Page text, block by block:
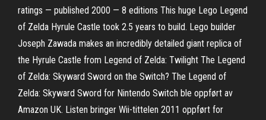
ratings — published 2000 — 8 editions This huge Lego Legend
of Zelda Hyrule Castle took 2.5 years to build. Lego builder
Joseph Zawada makes an incredibly detailed giant replica of
the Hyrule Castle from Legend of Zelda: Twilight The Legend
of Zelda: Skyward Sword on the Switch? The Legend of
Zelda: Skyward Sword for Nintendo Switch ble oppført av
Amazon UK. Listen bringer Wii-tittelen 2011 oppført for